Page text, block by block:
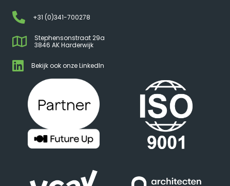
+31 (0)341-700278
Stephensonstraat 29a
3846 AK Harderwijk
Bekijk ook onze LinkedIn